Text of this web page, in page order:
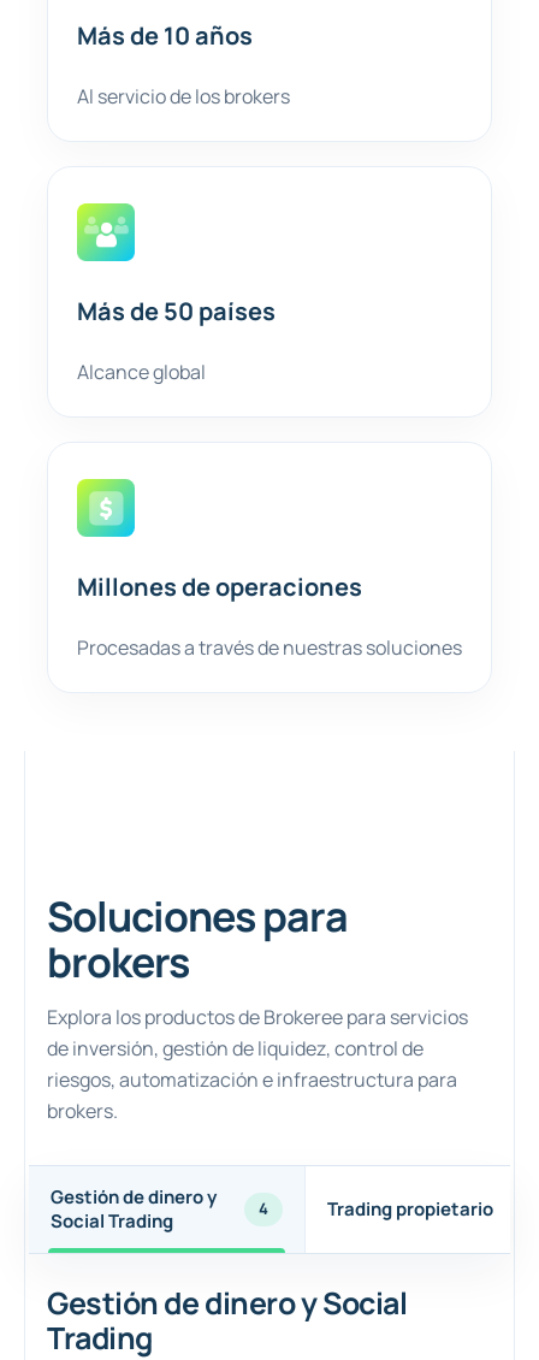
Más de 10 años
Al servicio de los brokers
Más de 50 países
Alcance global
Millones de operaciones
Procesadas a través de nuestras soluciones
Soluciones para
brokers
Explora los productos de Brokeree para servicios
de inversión, gestión de liquidez, control de
riesgos, automatización e infraestructura para
brokers.
Gestión de dinero y
Social Trading
4 Trading propietario
Gestión de dinero y Social
Trading